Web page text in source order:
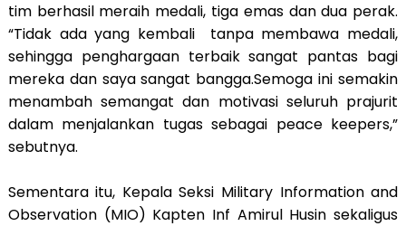
tim berhasil meraih medali, tiga emas dan dua perak.
“Tidak ada yang kembali tanpa membawa medali,
sehingga penghargaan terbaik sangat pantas bagi
mereka dan saya sangat bangga.Semoga ini semakin
menambah semangat dan motivasi seluruh prajurit
dalam menjalankan tugas sebagai peace keepers,”
sebutnya.
Sementara itu, Kepala Seksi Military Information and
Observation (MIO) Kapten Inf Amirul Husin sekaligus